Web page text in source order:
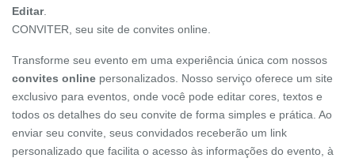
Editar.
CONVITER, seu site de convites online.
Transforme seu evento em uma experiência única com nossos
convites online personalizados. Nosso serviço oferece um site
exclusivo para eventos, onde você pode editar cores, textos e
todos os detalhes do seu convite de forma simples e prática. Ao
enviar seu convite, seus convidados receberão um link
personalizado que facilita o acesso às informações do evento, à